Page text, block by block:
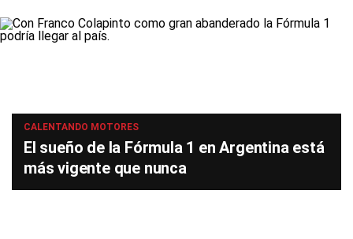
CALENTANDO MOTORES
El sueño de la Fórmula 1 en Argentina está
más vigente que nunca